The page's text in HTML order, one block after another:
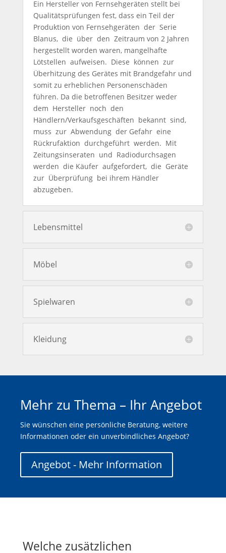
Ein Hersteller von Fernsehgeräten stellt bei
Qualitätsprüfungen fest, dass ein Teil der
Produktion von Fernsehgeräten der Serie
Blanus, die über den Zeitraum von 2 Jahren
hergestellt worden waren, mangelhafte
Lötstellen aufweisen. Diese können zur
Überhitzung des Gerätes mit Brandgefahr und
somit zu erheblichen Personenschäden
führen. Da die betroffenen Besitzer weder
dem Hersteller noch den
Händlern/Verkaufsgeschäften bekannt sind,
muss zur Abwendung der Gefahr eine
Rückrufaktion durchgeführt werden. Mit
Zeitungsinseraten und Radiodurchsagen
werden die Käufer aufgefordert, die Geräte
zur Überprüfung bei ihrem Händler
abzugeben.
Lebensmittel
Möbel
Spielwaren
Kleidung
Mehr zu Thema – Ihr Angebot
Sie wünschen eine persönliche Beratung, weitere
Informationen oder ein unverbindliches Angebot?
Angebot - Mehr Information
Welche zusätzlichen